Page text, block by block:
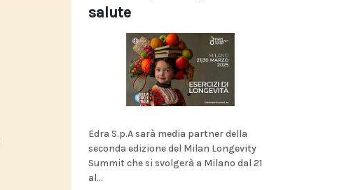
salute
Edra S.p.A sarà media partner della
seconda edizione del Milan Longevity
Summit che si svolgerà a Milano dal 21
al...